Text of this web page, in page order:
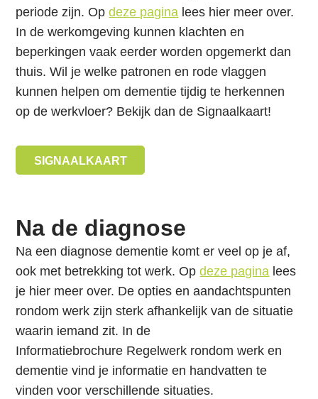
g
e
i
d
e
periode zijn. Opdeze pagina lees hier meer over.
In de werkomgeving kunnen klachten en
beperkingen vaak eerder worden opgemerkt dan
thuis. Wil je welke patronen en rode vlaggen
kunnen helpen om dementie tijdig te herkennen
op de werkvloer? Bekijk dan de Signaalkaart!
SIGNAALKAART
Na de diagnose
Na een diagnose dementie komt er veel op je af,
ook met betrekking tot werk. Opdeze pagina lees
je hier meer over. De opties en aandachtspunten
rondom werk zijn sterk afhankelijk van de situatie
waarin iemand zit. In de
Informatiebrochure Regelwerk rondom werk en
dementie vind je informatie en handvatten te
vinden voor verschillende situaties.